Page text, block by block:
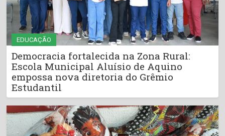
EDUCAÇÃO
Democracia fortalecida na Zona Rural:
Escola Municipal Aluísio de Aquino
empossa nova diretoria do Grêmio
Estudantil